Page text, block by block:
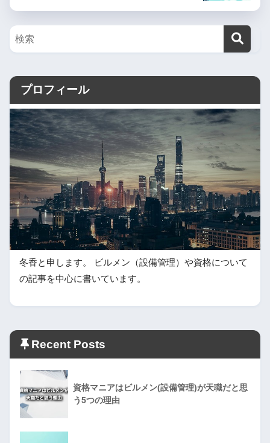
プロフィール
冬香と申します。 ビルメン（設備管理）や資格について
の記事を中心に書いています。
Recent Posts
資格マニアはビルメン(設備管理)が天職だと思
う5つの理由